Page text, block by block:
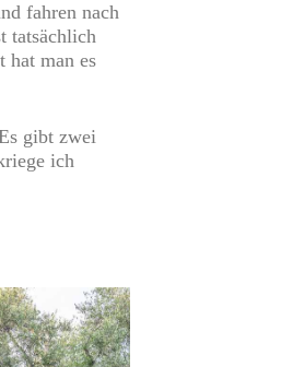
fahren nach
tatsächlich
hat man es
gibt zwei
ich